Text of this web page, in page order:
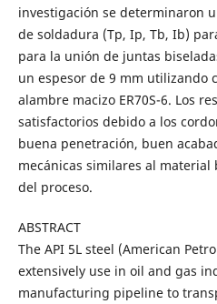
investigación se determinaron
de soldadura (Tp, Ip, Tb, Ib)
para la unión de juntas
un espesor de 9 mm utilizando
alambre macizo ER70S-6. Los
satisfactorios debido a los
buena penetración, buen
mecánicas similares al material
del proceso.
ABSTRACT
The API 5L steel (American
extensively use in oil and gas
manufacturing pipeline to